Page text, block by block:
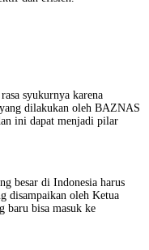
syukurnya karena
dilakukan oleh BAZNAS
ini dapat menjadi pilar
besar di Indonesia harus
disampaikan oleh Ketua
baru bisa masuk ke